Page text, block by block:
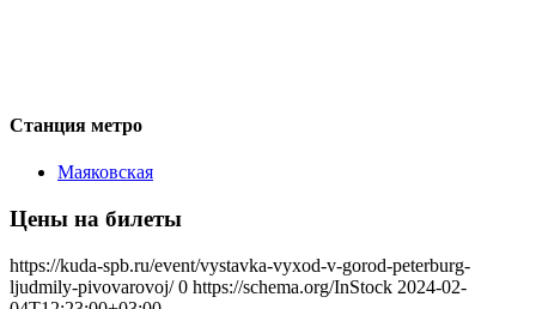
Станция метро
Маяковская
Цены на билеты
https://kuda-spb.ru/event/vystavka-vyxod-v-gorod-peterburg-
ljudmily-pivovarovoj/ 0 https://schema.org/InStock 2024-02-